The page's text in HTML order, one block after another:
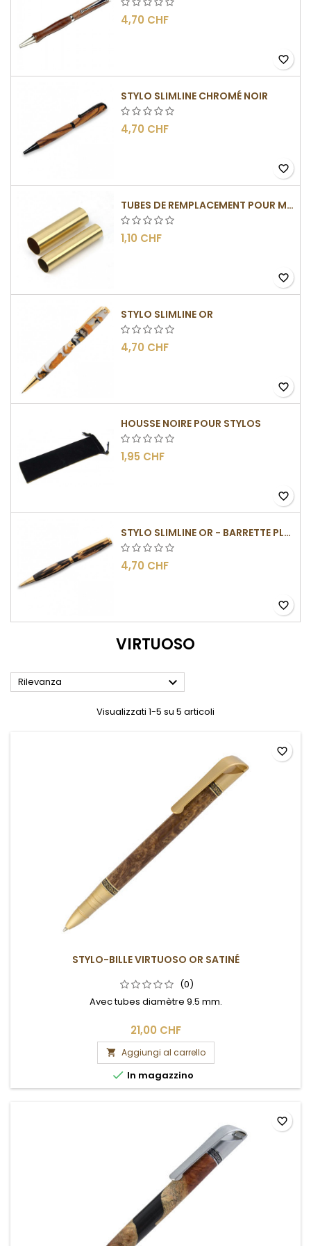
4,70 CHF
favorite_border
STYLO SLIMLINE CHROMÉ NOIR
4,70 CHF
favorite_border
TUBES DE REMPLACEMENT POUR MÉCANISMES SLIMLINE
1,10 CHF
favorite_border
STYLO SLIMLINE OR
4,70 CHF
favorite_border
HOUSSE NOIRE POUR STYLOS
1,95 CHF
favorite_border
STYLO SLIMLINE OR - BARRETTE PLATE
4,70 CHF
favorite_border
VIRTUOSO
Rilevanza 
Visualizzati 1-5 su 5 articoli
STYLO-BILLE VIRTUOSO OR SATINÉ
(0)
Avec tubes diamètre 9.5 mm.
21,00 CHF
 Aggiungi al carrello
 In magazzino
favorite_border
favorite_border